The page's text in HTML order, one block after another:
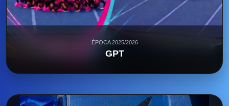
ÉPOCA 2025/2026
GPT